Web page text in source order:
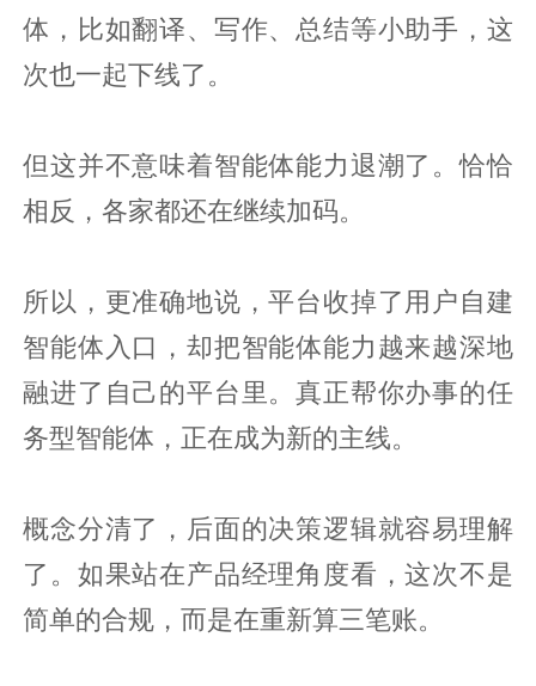
体，比如翻译、写作、总结等小助手，这
次也一起下线了。
但这并不意味着智能体能力退潮了。恰恰
相反，各家都还在继续加码。
所以，更准确地说，平台收掉了用户自建
智能体入口，却把智能体能力越来越深地
融进了自己的平台里。真正帮你办事的任
务型智能体，正在成为新的主线。
概念分清了，后面的决策逻辑就容易理解
了。如果站在产品经理角度看，这次不是
简单的合规，而是在重新算三笔账。